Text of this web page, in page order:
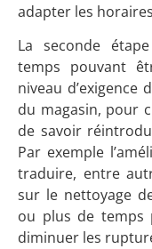
adapter les
La seconde
temps pouvant
niveau
du magasin, pour
de savoir
Par exemple
traduire, entre
sur le nettoyage
ou plus de temps
diminuer les